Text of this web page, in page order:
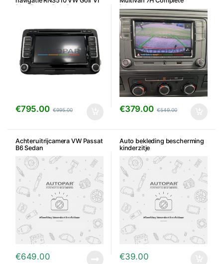
Plus Touran Polo Passat e.a.
€795.00 €995.00
inbouwset
€379.00 €549.00
Achteruitrijcamera VW Passat
B6 Sedan
€649.00
Auto bekleding bescherming
kinderzitje
€39.00